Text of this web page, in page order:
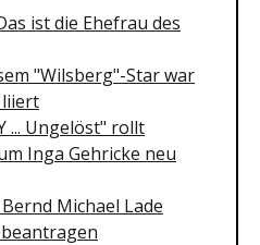
ist die Ehefrau des
"Wilsberg"-Star war
liiert
... Ungelöst" rollt
Inga Gehricke neu
Michael Lade